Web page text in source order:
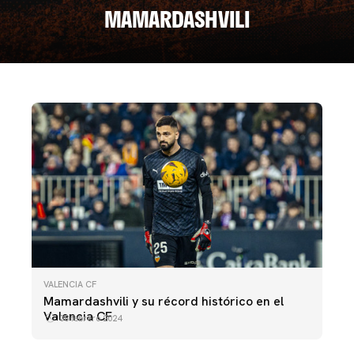
MAMARDASHVILI
VALENCIA CF
Mamardashvili y su récord histórico en el
Valencia CF
08 febrero 2024